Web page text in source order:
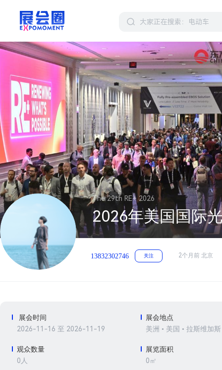
The 29th RE+ 2026
2026年美国国际
13832302746 关注 2个月前 北京
展会时间
2026-11-16 至 2026-11-19
展会地点
美洲 • 美国 • 拉斯维加斯
观众数量
0人
展览面积
0㎡